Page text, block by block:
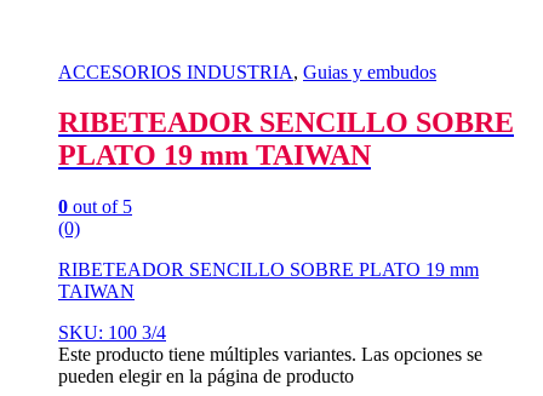
ACCESORIOS INDUSTRIA, Guias y embudos
RIBETEADOR SENCILLO SOBRE
PLATO 19 mm TAIWAN
0 out of 5
(0)
RIBETEADOR SENCILLO SOBRE PLATO 19 mm
TAIWAN
SKU: 100 3/4
Este producto tiene múltiples variantes. Las opciones se
pueden elegir en la página de producto